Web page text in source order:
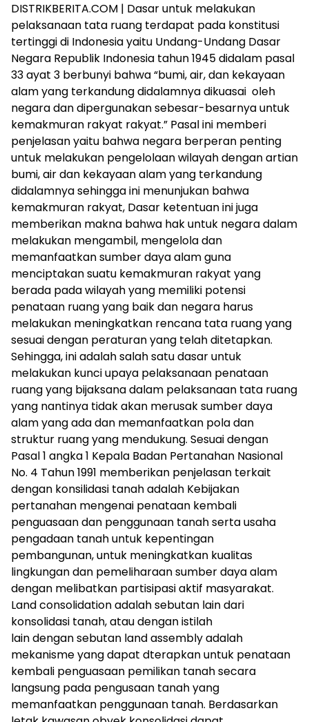
DISTRIKBERITA.COM | Dasar untuk melakukan
pelaksanaan tata ruang terdapat pada konstitusi
tertinggi di Indonesia yaitu Undang-Undang Dasar
Negara Republik Indonesia tahun 1945 didalam pasal
33 ayat 3 berbunyi bahwa “bumi, air, dan kekayaan
alam yang terkandung didalamnya dikuasai oleh
negara dan dipergunakan sebesar-besarnya untuk
kemakmuran rakyat rakyat.” Pasal ini memberi
penjelasan yaitu bahwa negara berperan penting
untuk melakukan pengelolaan wilayah dengan artian
bumi, air dan kekayaan alam yang terkandung
didalamnya sehingga ini menunjukan bahwa
kemakmuran rakyat, Dasar ketentuan ini juga
memberikan makna bahwa hak untuk negara dalam
melakukan mengambil, mengelola dan
memanfaatkan sumber daya alam guna
menciptakan suatu kemakmuran rakyat yang
berada pada wilayah yang memiliki potensi
penataan ruang yang baik dan negara harus
melakukan meningkatkan rencana tata ruang yang
sesuai dengan peraturan yang telah ditetapkan.
Sehingga, ini adalah salah satu dasar untuk
melakukan kunci upaya pelaksanaan penataan
ruang yang bijaksana dalam pelaksanaan tata ruang
yang nantinya tidak akan merusak sumber daya
alam yang ada dan memanfaatkan pola dan
struktur ruang yang mendukung. Sesuai dengan
Pasal 1 angka 1 Kepala Badan Pertanahan Nasional
No. 4 Tahun 1991 memberikan penjelasan terkait
dengan konsilidasi tanah adalah Kebijakan
pertanahan mengenai penataan kembali
penguasaan dan penggunaan tanah serta usaha
pengadaan tanah untuk kepentingan
pembangunan, untuk meningkatkan kualitas
lingkungan dan pemeliharaan sumber daya alam
dengan melibatkan partisipasi aktif masyarakat.
Land consolidation adalah sebutan lain dari
konsolidasi tanah, atau dengan istilah
lain dengan sebutan land assembly adalah
mekanisme yang dapat dterapkan untuk penataan
kembali penguasaan pemilikan tanah secara
langsung pada pengusaan tanah yang
memanfaatkan penggunaan tanah. Berdasarkan